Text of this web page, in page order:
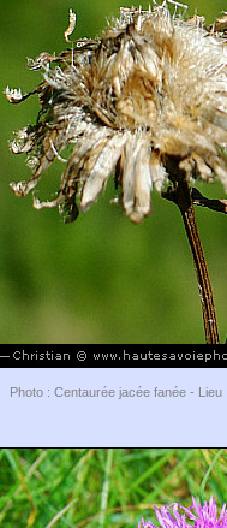
Photo : Centaurée jacée fanée -